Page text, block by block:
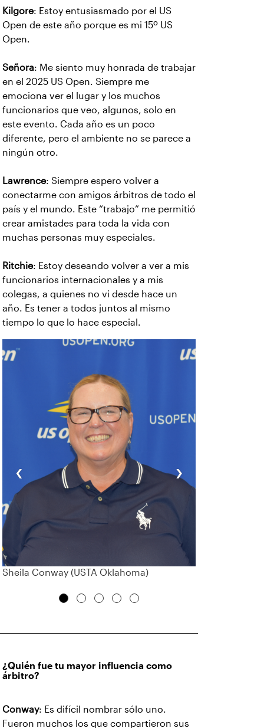
Kilgore: Estoy entusiasmado por el US
Open de este año porque es mi 15º US
Open.
Señora: Me siento muy honrada de trabajar
en el 2025 US Open. Siempre me
emociona ver el lugar y los muchos
funcionarios que veo, algunos, solo en
este evento. Cada año es un poco
diferente, pero el ambiente no se parece a
ningún otro.
Lawrence: Siempre espero volver a
conectarme con amigos árbitros de todo el
país y el mundo. Este “trabajo” me permitió
crear amistades para toda la vida con
muchas personas muy especiales.
Ritchie: Estoy deseando volver a ver a mis
funcionarios internacionales y a mis
colegas, a quienes no vi desde hace un
año. Es tener a todos juntos al mismo
tiempo lo que lo hace especial.
‹
Sheila Conway (USTA Oklahoma)
›
¿Quién fue tu mayor influencia como
árbitro?
Conway: Es difícil nombrar sólo uno.
Fueron muchos los que compartieron sus